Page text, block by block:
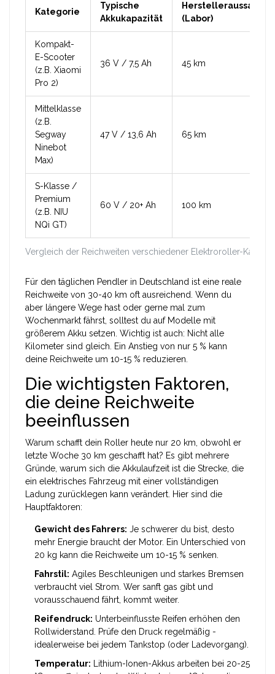
Vergleich der Reichweiten verschiedener Elektroroller-
Kategorie
Typische
Akkukapazität
Herstelleraussage
(Labor)
Kompakt-
E-Scooter
(z.B. Xiaomi
Pro 2)
36 V / 7,5 Ah 45 km
Mittelklasse
(z.B.
Segway
Ninebot
Max)
47 V / 13,6 Ah 65 km
S-Klasse /
Premium
(z.B. NIU
NQi GT)
60 V / 20+ Ah 100 km
Für den täglichen Pendler in Deutschland ist eine reale
Reichweite von 30-40 km oft ausreichend. Wenn du
aber längere Wege hast oder gerne mal zum
Wochenmarkt fährst, solltest du auf Modelle mit
größerem Akku setzen. Wichtig ist auch: Nicht alle
Kilometer sind gleich. Ein Anstieg von nur 5 % kann
deine Reichweite um 10-15 % reduzieren.
Die wichtigsten Faktoren,
die deine Reichweite
beeinflussen
Warum schafft dein Roller heute nur 20 km, obwohl er
letzte Woche 30 km geschafft hat? Es gibt mehrere
Gründe, warum sich die Akkulaufzeit ist die Strecke, die
ein elektrisches Fahrzeug mit einer vollständigen
Ladung zurücklegen kann verändert. Hier sind die
Hauptfaktoren:
Gewicht des Fahrers: Je schwerer du bist, desto
mehr Energie braucht der Motor. Ein Unterschied von
20 kg kann die Reichweite um 10-15 % senken.
Fahrstil: Agiles Beschleunigen und starkes Bremsen
verbraucht viel Strom. Wer sanft gas gibt und
vorausschauend fährt, kommt weiter.
Reifendruck: Unterbeinflusste Reifen erhöhen den
Rollwiderstand. Prüfe den Druck regelmäßig -
idealerweise bei jedem Tankstop (oder Ladevorgang).
Temperatur: Lithium-Ionen-Akkus arbeiten bei 20-25